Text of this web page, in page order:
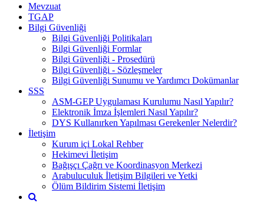
Mevzuat
TGAP
Bilgi Güvenliği
Bilgi Güvenliği Politikaları
Bilgi Güvenliği Formlar
Bilgi Güvenliği - Prosedürü
Bilgi Güvenliği - Sözleşmeler
Bilgi Güvenliği Sunumu ve Yardımcı Dokümanlar
SSS
ASM-GEP Uygulaması Kurulumu Nasıl Yapılır?
Elektronik İmza İşlemleri Nasıl Yapılır?
DYS Kullanırken Yapılması Gerekenler Nelerdir?
İletişim
Kurum içi Lokal Rehber
Hekimevi İletişim
Bağışçı Çağrı ve Koordinasyon Merkezi
Arabuluculuk İletişim Bilgileri ve Yetki
Ölüm Bildirim Sistemi İletişim